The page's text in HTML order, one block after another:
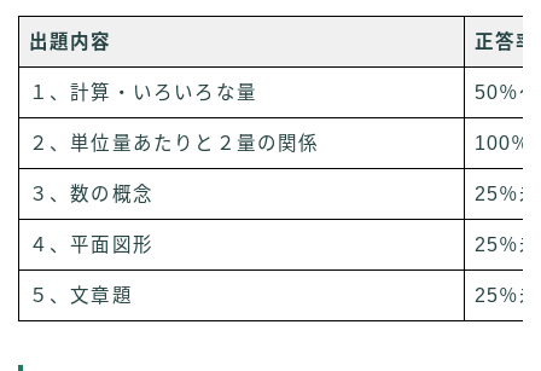
出題内容 正答率
１、計算・いろいろな量 50％
２、単位量あたりと２量の関係 100％
３、数の概念 25％
４、平面図形 25％
５、文章題 25％